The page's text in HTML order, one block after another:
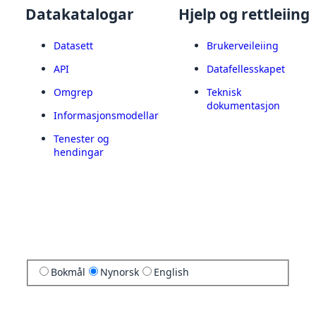
Datakatalogar
Datasett
API
Omgrep
Informasjonsmodellar
Tenester og
hendingar
Hjelp og rettleiing
Brukerveileiing
Datafellesskapet
Teknisk
dokumentasjon
Bokmål Nynorsk English